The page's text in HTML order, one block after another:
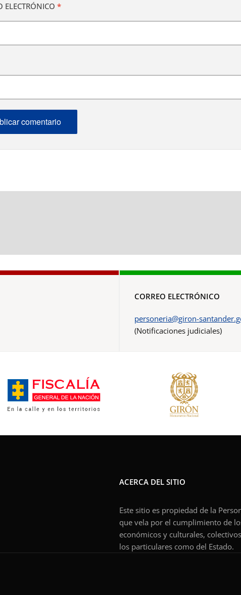
ELECTRÓNICO *
CORREO ELECTRÓNICO
personeria@giron-
(Notificaciones judiciales)
ACERCA DEL SITIO
Este sitio es propiedad de la
que vela por el cumplimiento de
económicos y culturales,
los particulares como del Estado.